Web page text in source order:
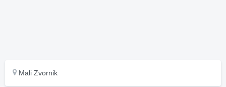
Mali Zvornik